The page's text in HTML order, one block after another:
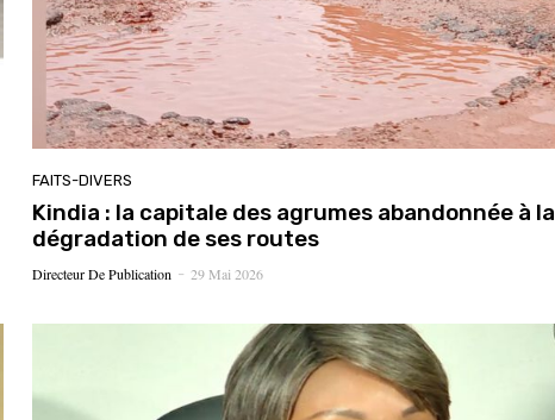
FAITS-DIVERS
Kindia : la capitale des agrumes abandonnée à la
dégradation de ses routes
Directeur De Publication - 29 Mai 2026